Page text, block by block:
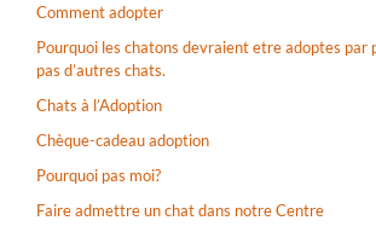
Comment adopter
Pourquoi les chatons devraient etre adoptes par
pas d’autres chats.
Chats à l’Adoption
Chèque-cadeau adoption
Pourquoi pas moi?
Faire admettre un chat dans notre Centre